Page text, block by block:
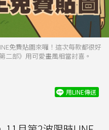
免費貼圖來囉！這次每款都很好
二部》用可愛畫風相當討喜。
用LINE傳送